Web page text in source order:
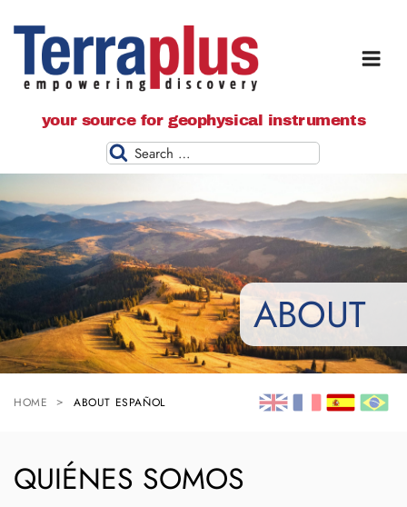
Terraplus: Geophysical Equipment
your source for geophysical instruments
Search
ABOUT
HOME ABOUT ESPAÑOL
QUIÉNES SOMOS